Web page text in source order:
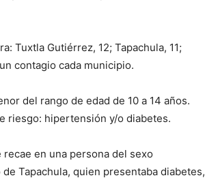
Tuxtla Gutiérrez, 12; Tapachula, 11;
contagio cada municipio.
del rango de edad de 10 a 14 años.
riesgo: hipertensión y/o diabetes.
en una persona del sexo
Tapachula, quien presentaba diabetes,